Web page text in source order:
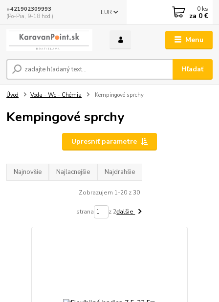
Menu
EUR
Hľadať
+421902309993
(Po-Pia, 9-18 hod.)
0 ks
za 0 €
Úvod Voda - Wc - Chémia Kempingové sprchy
Kempingové sprchy
Upresniť parametre
Najnovšie Najlacnejšie Najdrahšie
Zobrazujem 1-20 z 30
strana z 2ďalšie